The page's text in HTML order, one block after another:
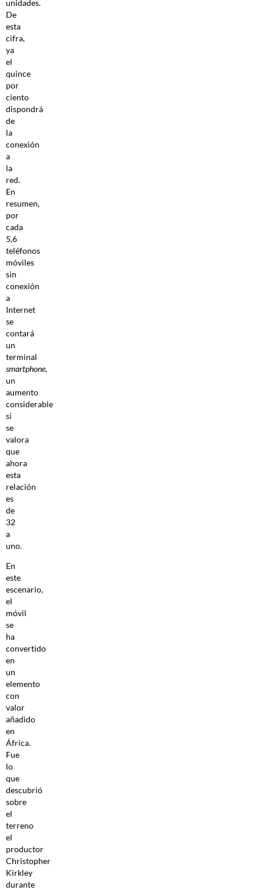
unidades.
De
esta
cifra,
ya
el
quince
por
ciento
dispondrá
de
la
conexión
a
la
red.
En
resumen,
por
cada
5,6
teléfonos
móviles
sin
conexión
a
Internet
se
contará
un
terminal
smartphone,
un
aumento
considerable
si
se
valora
que
ahora
esta
relación
es
de
32
a
uno.
En
este
escenario,
el
móvil
se
ha
convertido
en
un
elemento
con
valor
añadido
en
África.
Fue
lo
que
descubrió
sobre
el
terreno
el
productor
Christopher
Kirkley
durante